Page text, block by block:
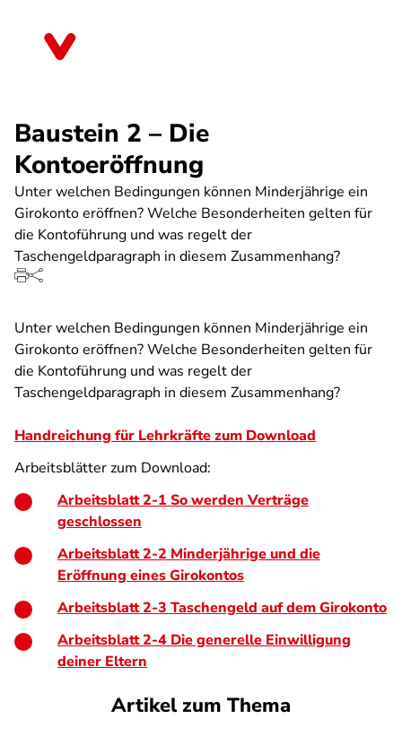
Baustein 2 – Die
Kontoeröffnung
Unter welchen Bedingungen können Minderjährige ein
Girokonto eröffnen? Welche Besonderheiten gelten für
die Kontoführung und was regelt der
Taschengeldparagraph in diesem Zusammenhang?
Unter welchen Bedingungen können Minderjährige ein
Girokonto eröffnen? Welche Besonderheiten gelten für
die Kontoführung und was regelt der
Taschengeldparagraph in diesem Zusammenhang?
Handreichung für Lehrkräfte zum Download
Arbeitsblätter zum Download:
Arbeitsblatt 2-1 So werden Verträge
geschlossen
Arbeitsblatt 2-2 Minderjährige und die
Eröffnung eines Girokontos
Arbeitsblatt 2-3 Taschengeld auf dem Girokonto
Arbeitsblatt 2-4 Die generelle Einwilligung
deiner Eltern
Artikel zum Thema